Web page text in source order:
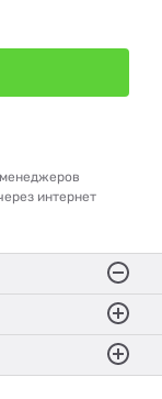
менеджеров
интернет